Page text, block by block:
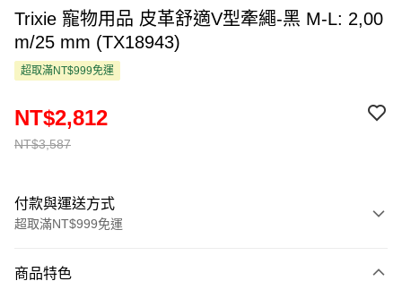
Trixie 寵物用品 皮革舒適V型牽繩-黑 M-L: 2,00
m/25 mm (TX18943)
超取滿NT$999免運
NT$3,587
NT$2,812
付款與運送方式
超取滿NT$999免運
信用卡一次付款
商品特色